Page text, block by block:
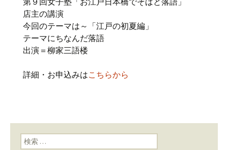
店主の講演
今回のテーマは～「江戸の初夏編」
テーマにちなんだ落語
出演＝柳家三語楼
詳細・お申込みはこちらから
検索: